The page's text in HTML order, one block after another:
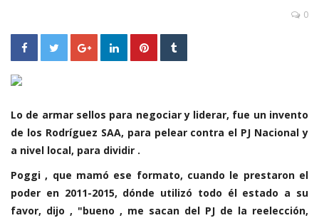
0
Lo de armar sellos para negociar y liderar, fue un invento
de los Rodríguez SAA, para pelear contra el PJ Nacional y
a nivel local, para dividir .
Poggi , que mamó ese formato, cuando le prestaron el
poder en 2011-2015, dónde utilizó todo él estado a su
favor, dijo , "bueno , me sacan del PJ de la reelección,